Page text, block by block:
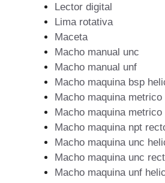
Lector digital
Lima rotativa
Maceta
Macho manual unc
Macho manual unf
Macho maquina bsp
Macho maquina metrico
Macho maquina metrico
Macho maquina npt
Macho maquina unc
Macho maquina unc
Macho maquina unf